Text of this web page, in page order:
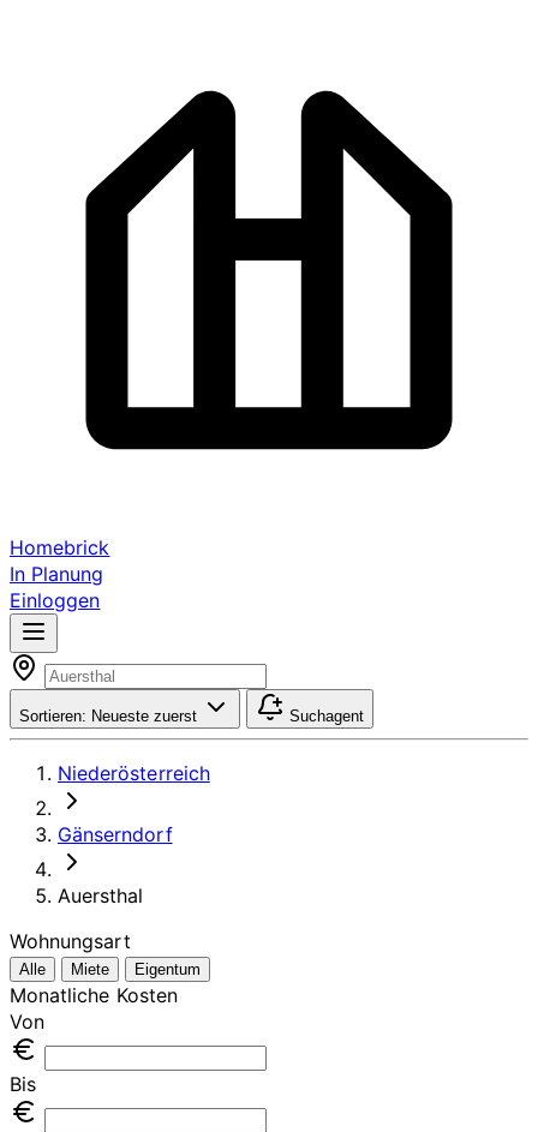
Homebrick
In Planung
Einloggen
Sortieren: Neueste zuerst Suchagent
Niederösterreich
Gänserndorf
Auersthal
Wohnungsart
Alle Miete Eigentum
Monatliche Kosten
Von
Bis